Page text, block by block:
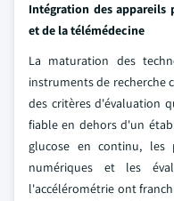
Intégration des appareils
et de la télémédecine
La maturation des
instruments de recherche
des critères d'évaluation
fiable en dehors d'un
glucose en continu, les
numériques et les
l'accélérométrie ont